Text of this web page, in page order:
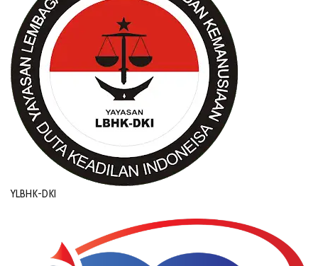
YLBHK-DKI